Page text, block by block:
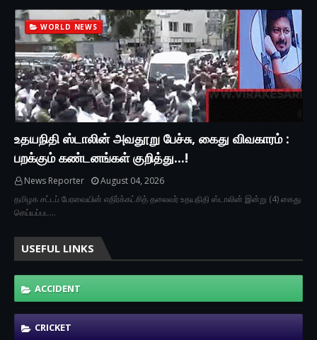
WORLD NEWS
உதயநிதி ஸ்டாலின் அவதூறு பேச்சு, கைது விவகாரம் :
பறக்கும் கண்டனங்கள் குறித்து...!
News Reporter
August 04, 2026
தமிழக சட்டப் பேரவையின் எதிர்க்கட்சித் தலைவர் உதயநிதி ஸ்டாலின் இன்று (4) கைது
செய்யப்பட…
USEFUL LINKS
ACCIDENT
CRICKET